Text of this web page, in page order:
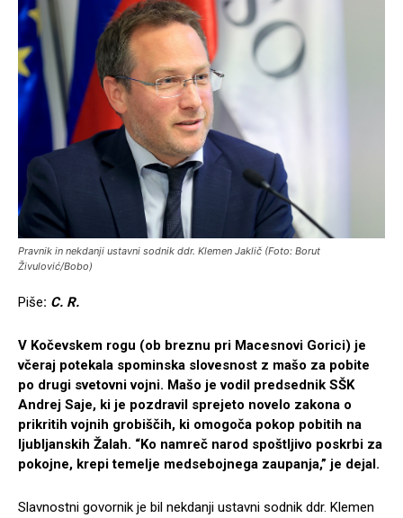
Pravnik in nekdanji ustavni sodnik ddr. Klemen Jaklič (Foto: Borut
Živulović/Bobo)
Piše: C. R.
V Kočevskem rogu (ob breznu pri Macesnovi Gorici) je
včeraj potekala spominska slovesnost z mašo za pobite
po drugi svetovni vojni. Mašo je vodil predsednik SŠK
Andrej Saje, ki je pozdravil sprejeto novelo zakona o
prikritih vojnih grobiščih, ki omogoča pokop pobitih na
ljubljanskih Žalah. “Ko namreč narod spoštljivo poskrbi za
pokojne, krepi temelje medsebojnega zaupanja,” je dejal.
Slavnostni govornik je bil nekdanji ustavni sodnik ddr. Klemen